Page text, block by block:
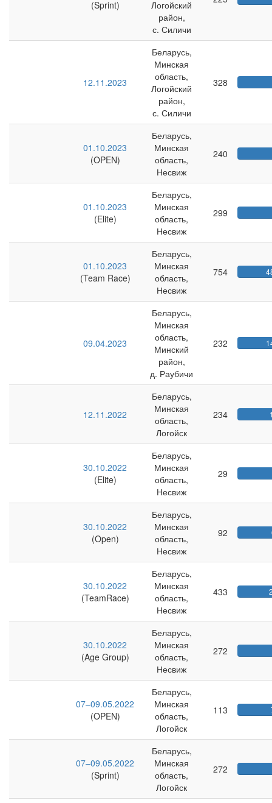
(Sprint)
Логойский
район,
с. Силичи
12.11.2023
Беларусь,
Минская
область,
Логойский
район,
с. Силичи
328
01.10.2023
(OPEN)
Беларусь,
Минская
область,
Несвиж
240
01.10.2023
(Elite)
Беларусь,
Минская
область,
Несвиж
299
01.10.2023
(Team Race)
Беларусь,
Минская
область,
Несвиж
754
09.04.2023
Беларусь,
Минская
область,
Минский
район,
д. Раубичи
232
12.11.2022
Беларусь,
Минская
область,
Логойск
234
30.10.2022
(Elite)
Беларусь,
Минская
область,
Несвиж
29
30.10.2022
(Open)
Беларусь,
Минская
область,
Несвиж
92
30.10.2022
(TeamRace)
Беларусь,
Минская
область,
Несвиж
433
30.10.2022
(Age Group)
Беларусь,
Минская
область,
Несвиж
272
07–09.05.2022
(OPEN)
Беларусь,
Минская
область,
Логойск
113
07–09.05.2022
(Sprint)
Беларусь,
Минская
область,
Логойск
272